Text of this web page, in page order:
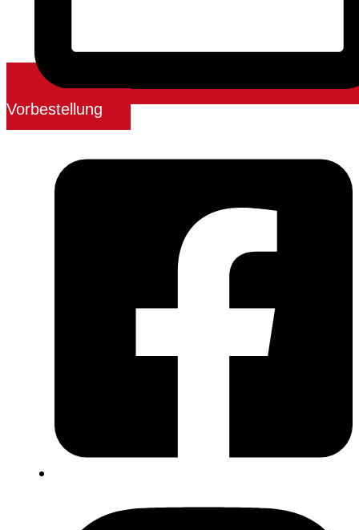
Vorbestellung